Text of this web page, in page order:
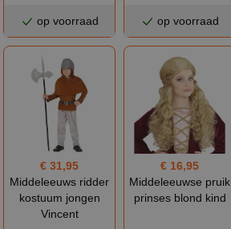
op voorraad op voorraad
€ 31,95
Middeleeuws ridder
kostuum jongen
Vincent
€ 16,95
Middeleeuwse pruik
prinses blond kind